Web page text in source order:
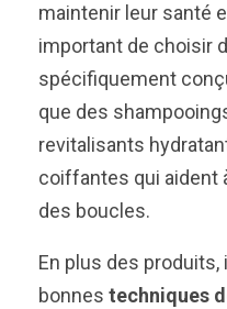
maintenir leur santé
important de choisir
spécifiquement
que des
revitalisants
coiffantes qui aident
des boucles.
En plus des produits,
bonnes techniques